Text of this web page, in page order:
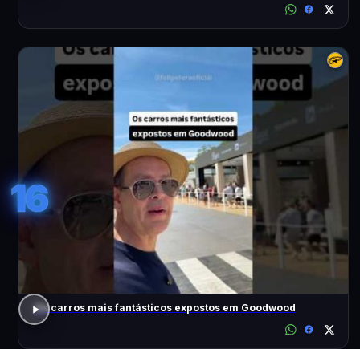
16
Os carros mais fantásticos expostos em Goodwood